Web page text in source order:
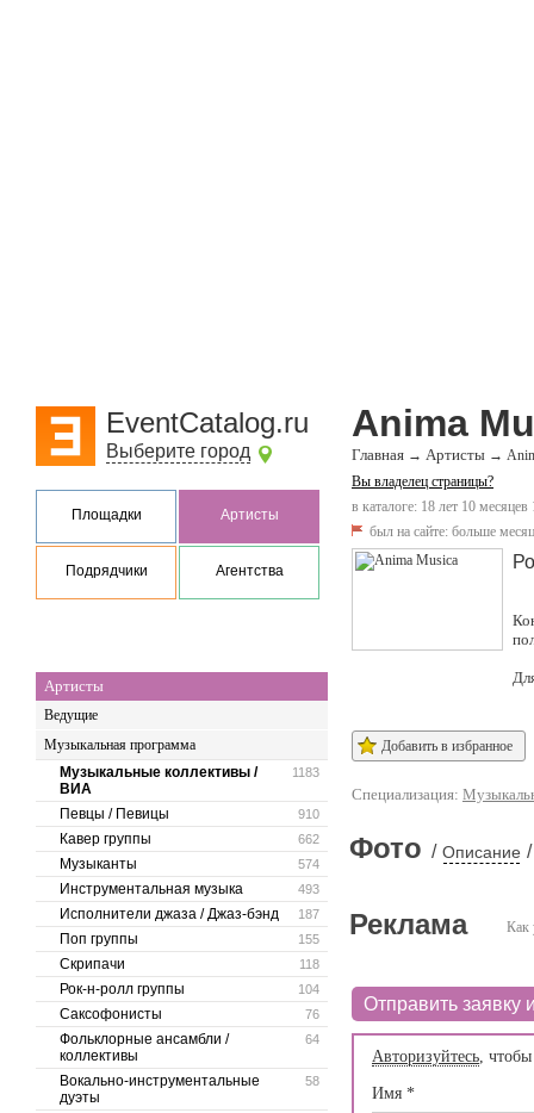
EventCatalog.ru
Выберите город
Площадки Артисты
Подрядчики Агентства
Артисты
Ведущие
Музыкальная программа
1183
Музыкальные коллективы /
ВИА
910
Певцы / Певицы
662
Кавер группы
574
Музыканты
493
Инструментальная музыка
187
Исполнители джаза / Джаз-бэнд
155
Поп группы
118
Скрипачи
104
Рок-н-ролл группы
76
Саксофонисты
64
Фольклорные ансамбли /
коллективы
58
Вокально-инструментальные
дуэты
Anima
Главная → Артисты →
Вы владелец страницы?
в каталоге: 18 лет 10 месяцев
был на сайте: больше
Добавить в избранное
Специализация:
Фото / Описание /
Как
Реклама
Отправить заявку
Авторизуйтесь,
Имя *